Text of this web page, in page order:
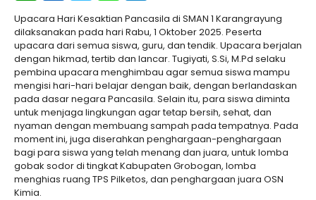
Upacara Hari Kesaktian Pancasila di SMAN 1 Karangrayung
dilaksanakan pada hari Rabu, 1 Oktober 2025. Peserta
upacara dari semua siswa, guru, dan tendik. Upacara berjalan
dengan hikmad, tertib dan lancar. Tugiyati, S.Si, M.Pd selaku
pembina upacara menghimbau agar semua siswa mampu
mengisi hari-hari belajar dengan baik, dengan berlandaskan
pada dasar negara Pancasila. Selain itu, para siswa diminta
untuk menjaga lingkungan agar tetap bersih, sehat, dan
nyaman dengan membuang sampah pada tempatnya. Pada
moment ini, juga diserahkan penghargaan-penghargaan
bagi para siswa yang telah menang dan juara, untuk lomba
gobak sodor di tingkat Kabupaten Grobogan, lomba
menghias ruang TPS Pilketos, dan penghargaan juara OSN
Kimia.